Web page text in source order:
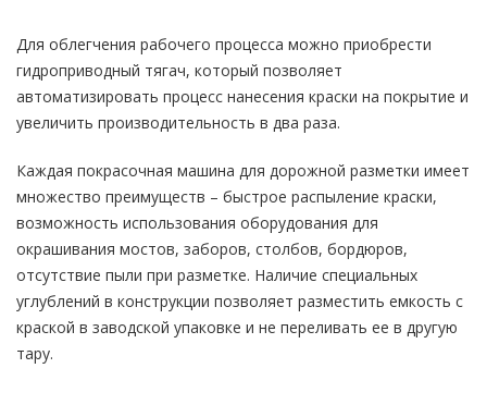
Для облегчения рабочего процесса можно приобрести
гидроприводный тягач, который позволяет
автоматизировать процесс нанесения краски на покрытие и
увеличить производительность в два раза.
Каждая покрасочная машина для дорожной разметки имеет
множество преимуществ – быстрое распыление краски,
возможность использования оборудования для
окрашивания мостов, заборов, столбов, бордюров,
отсутствие пыли при разметке. Наличие специальных
углублений в конструкции позволяет разместить емкость с
краской в заводской упаковке и не переливать ее в другую
тару.